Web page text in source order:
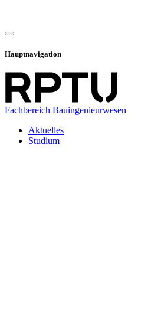
Hauptnavigation
Fachbereich Bauingenieurwesen
Aktuelles
Studium